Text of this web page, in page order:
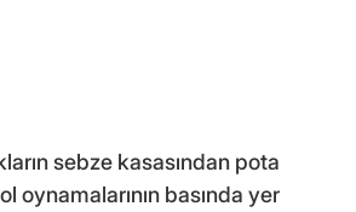
sebze kasasından pota
oynamalarının basında yer